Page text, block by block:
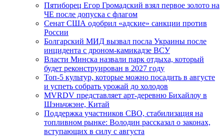
Пятиборец Егор Громадский взял первое золото на
ЧЕ после допуска с флагом
Сенат США одобрил «адские» санкции против
России
Болгарский МИД вызвал посла Украины после
инцидента с дроном-камикадзе ВСУ
Власти Минска назвали парк отдыха, который
будет реконструирован в 2027 году
Топ-5 культур, которые можно посадить в августе
и успеть собрать урожай до холодов
MVRDV представляет арт-деревню Бихайлоу в
Шэньчжэне, Китай
Поддержка участников СВО, стабилизация на
топливном рынке: Володин рассказал о законах,
вступающих в силу с августа